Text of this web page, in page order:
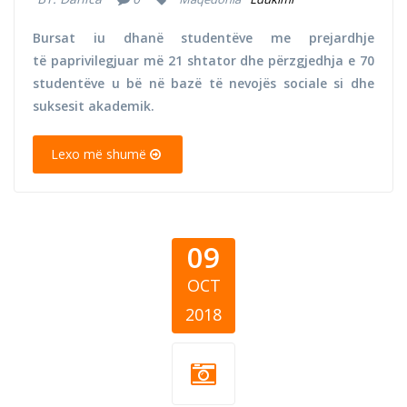
Bursat iu dhanë studentëve me prejardhje
të paprivilegjuar më 21 shtator dhe përzgjedhja e 70
studentëve u bë në bazë të nevojës sociale si dhe
suksesit akademik.
Lexo më shumë
09
OCT
2018